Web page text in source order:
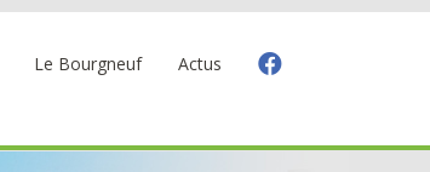
Le Bourgneuf Actus